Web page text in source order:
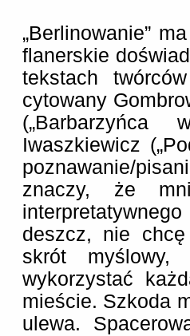
„Berlinowanie”
flanerskie
tekstach
cytowany
(„Barbarzyńca
Iwaszkiewicz
poznawanie/
znaczy, że
deszcz, nie
skrót
wykorzystać
mieście. Szkoda
ulewa.